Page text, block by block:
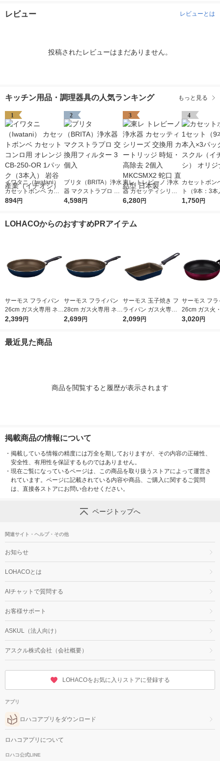
レビュー レビューとは
投稿されたレビューはまだありません。
キッチン用品・調理器具の人気ランキング もっと見る
1
イワタニ（Iwatani）
カセットボンベ カセ
ットコンロ用 オレン
（イチオシ）
894円
2
ブリタ（BRITA）浄水
器 マクストラプロ 交
換用フィルター 3個入
4,598円
3
東レ トレビーノ 浄水
器 カセッティシリー
ズ 交換用 カートリッ
結型 日本製
6,280円
4
カセットボン
ト（9本：3
ック） アス
1,750円
LOHACOからのおすすめPRアイテム
サーモス フライパン
26cm ガス火専用 ネイ
ビー KFI-026 NVY 1個
2,399円
サーモス フライパン
28cm ガス火専用 ネイ
ビー KFI-028 NVY 1個
2,699円
サーモス 玉子焼き フ
ライパン ガス火専用
ネイビー KFI-013E N
2,099円
サーモス フラ
26cm ガス火
レッド KFM-
3,020円
最近見た商品
商品を閲覧すると履歴が表示されます
掲載商品の情報について
・ 掲載している情報の精度には万全を期しておりますが、その内容の正確性、
安全性、有用性を保証するものではありません。
・ 現在ご覧になっているページは、この商品を取り扱うストアによって運営さ
れています。ページに記載されている内容や商品、ご購入に関するご質問
は、直接各ストアにお問い合わせください。
ページトップへ
関連サイト・ヘルプ・その他
お知らせ
LOHACOとは
AIチャットで質問する
お客様サポート
ASKUL（法人向け）
アスクル株式会社（会社概要）
LOHACOをお気に入りストアに登録する
アプリ
ロハコアプリをダウンロード
ロハコアプリについて
ロハコ公式LINE